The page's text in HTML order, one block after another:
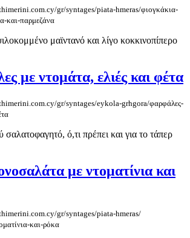
gr/syntages/piata-hmeras/φιογκάκια-
και-παρμεζάνα
μαϊντανό και λίγο κοκκινοπίπερο
με ντομάτα, ελιές και φέτα
gr/syntages/eykola-grhgora/φαρφάλες-
ό,τι πρέπει και για το τάπερ
με ντοματίνια και
gr/syntages/piata-hmeras/
και-ρόκα